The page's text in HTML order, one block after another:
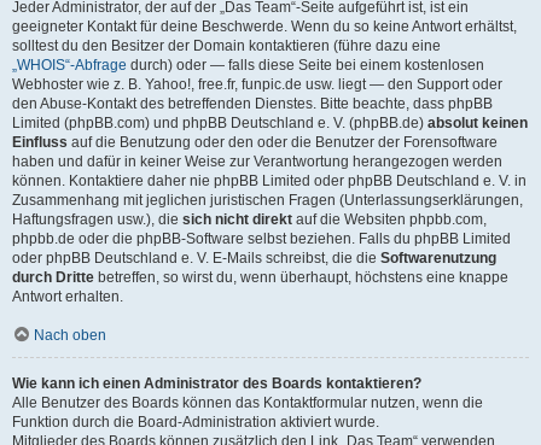
Jeder Administrator, der auf der „Das Team“-Seite aufgeführt ist, ist ein
geeigneter Kontakt für deine Beschwerde. Wenn du so keine Antwort erhältst,
solltest du den Besitzer der Domain kontaktieren (führe dazu eine
„WHOIS“-Abfrage durch) oder — falls diese Seite bei einem kostenlosen
Webhoster wie z. B. Yahoo!, free.fr, funpic.de usw. liegt — den Support oder
den Abuse-Kontakt des betreffenden Dienstes. Bitte beachte, dass phpBB
Limited (phpBB.com) und phpBB Deutschland e. V. (phpBB.de) absolut keinen
Einfluss auf die Benutzung oder den oder die Benutzer der Forensoftware
haben und dafür in keiner Weise zur Verantwortung herangezogen werden
können. Kontaktiere daher nie phpBB Limited oder phpBB Deutschland e. V. in
Zusammenhang mit jeglichen juristischen Fragen (Unterlassungserklärungen,
Haftungsfragen usw.), die sich nicht direkt auf die Websiten phpbb.com,
phpbb.de oder die phpBB-Software selbst beziehen. Falls du phpBB Limited
oder phpBB Deutschland e. V. E-Mails schreibst, die die Softwarenutzung
durch Dritte betreffen, so wirst du, wenn überhaupt, höchstens eine knappe
Antwort erhalten.
Nach oben
Wie kann ich einen Administrator des Boards kontaktieren?
Alle Benutzer des Boards können das Kontaktformular nutzen, wenn die
Funktion durch die Board-Administration aktiviert wurde.
Mitglieder des Boards können zusätzlich den Link „Das Team“ verwenden.